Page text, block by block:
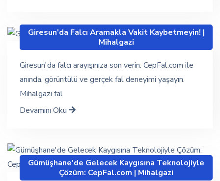
Giresun'da Falcı Aramakla Vakit Kaybetmeyin! |
Mihalgazi
Giresun'da falcı arayışınıza son verin. CepFal.com ile
anında, görüntülü ve gerçek fal deneyimi yaşayın.
Mihalgazi fal
Devamını Oku
Gümüşhane'de Gelecek Kaygısına Teknolojiyle
Çözüm: CepFal.com | Mihalgazi